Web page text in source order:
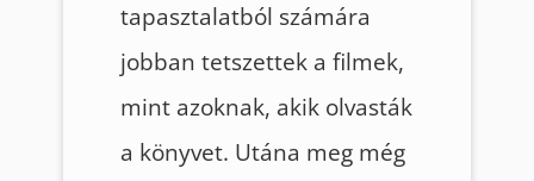
tapasztalatból számára
jobban tetszettek a filmek,
mint azoknak, akik olvasták
a könyvet. Utána meg még